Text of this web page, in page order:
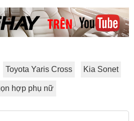
Toyota Yaris Cross Kia Sonet
hợp phụ nữ